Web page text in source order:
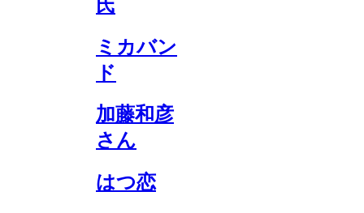
氏
ミカバン
ド
加藤和彦
さん
はつ恋